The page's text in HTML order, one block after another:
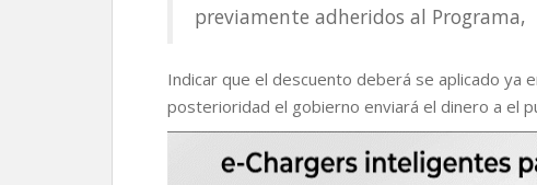
previamente adheridos al Programa,
Indicar que el descuento deberá se aplicado ya
posterioridad el gobierno enviará el dinero a el